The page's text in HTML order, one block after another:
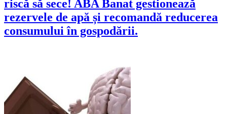
riscă să sece! ABA Banat gestionează
rezervele de apă și recomandă reducerea
consumului în gospodării.